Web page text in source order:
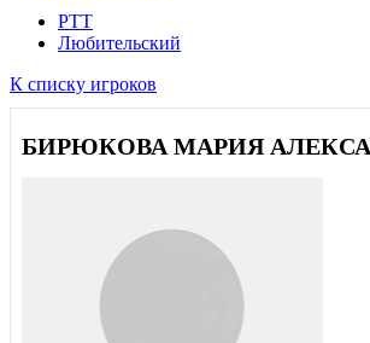
РТТ
Любительский
К списку игроков
БИРЮКОВА МАРИЯ